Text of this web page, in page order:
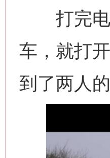
打完电
车，就打
到了两人